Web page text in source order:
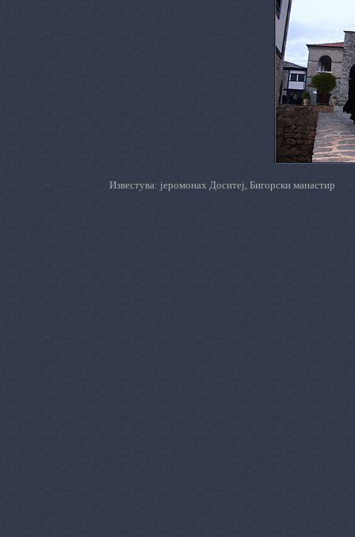
Известува: јеромонах Доситеј, Бигорски манастир